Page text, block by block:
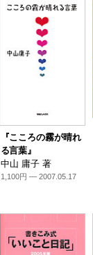
『こころの霧が晴れ
る言葉』
中山 庸子 著
1,100円 — 2007.05.17